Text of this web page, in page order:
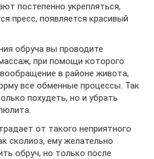
постепенно укрепляться,
пресс, появляется красивый
обруча вы проводите
при помощи которого
в районе живота,
все обменные процессы. Так
похудеть, но и убрать
от такого неприятного
сколиоз, ему желательно
обруч, но только после